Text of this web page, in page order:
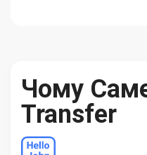
Чому
Transfer